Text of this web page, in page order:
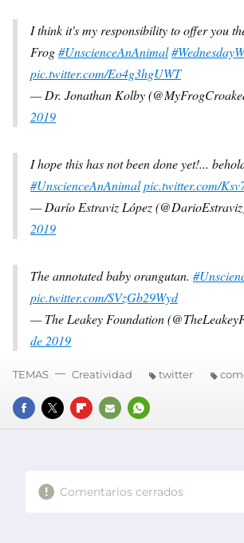
I think it's my responsibility to offer you
Frog#UnscienceAnAnimal
pic.twitter.com/Eo4g3hgUWT
— Dr. Jonathan Kolby
2019
I hope this has not been done yet!...
#UnscienceAnAnimalpic.twitter.com/
— Darío Estraviz López
2019
The annotated baby orangutan.
pic.twitter.com/SVzGb29Wyd
— The Leakey Foundation
de 2019
FACEBOOK
TWITTERFLIPBOARD
E-
WHATSAPP
TEMAS Creatividad twitter
Comentarios cerrados